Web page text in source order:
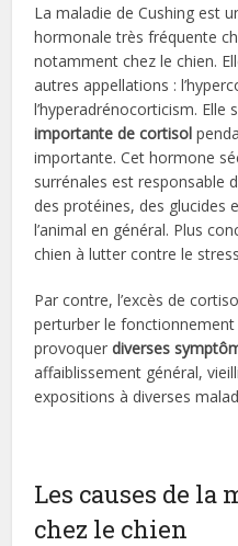
La maladie de Cushing est
hormonale très fréquente
notamment chez le chien.
autres appellations :
l’hyperadrénocorticism.
importante de cortisol
importante. Cet hormone
surrénales est responsable
des protéines, des glucides
l’animal en général. Plus
chien à lutter contre le
Par contre, l’excès de
perturber le
provoquerdiverses
affaiblissement général,
expositions à diverses
Les causes de la
chez le chien